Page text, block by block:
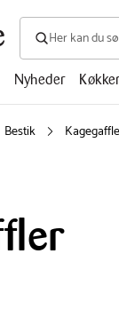
Søg efter
Søg
efter
artikler,
Nyheder
Bestik